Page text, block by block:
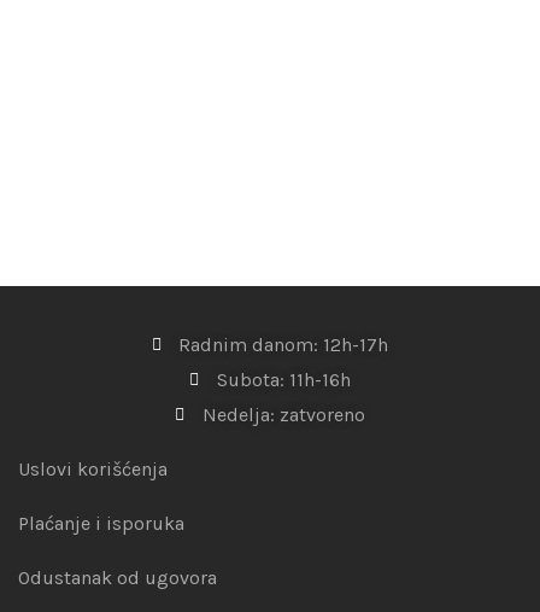
Radnim danom: 12h-17h
Subota: 11h-16h
Nedelja: zatvoreno
Uslovi korišćenja
Plaćanje i isporuka
Odustanak od ugovora